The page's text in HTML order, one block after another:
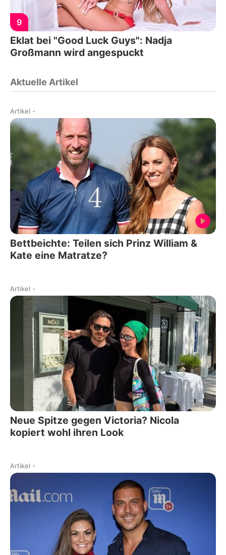
9
Eklat bei "Good Luck Guys": Nadja
Großmann wird angespuckt
Aktuelle Artikel
Artikel -
Bettbeichte: Teilen sich Prinz William &
Kate eine Matratze?
Artikel -
Neue Spitze gegen Victoria? Nicola
kopiert wohl ihren Look
Artikel -